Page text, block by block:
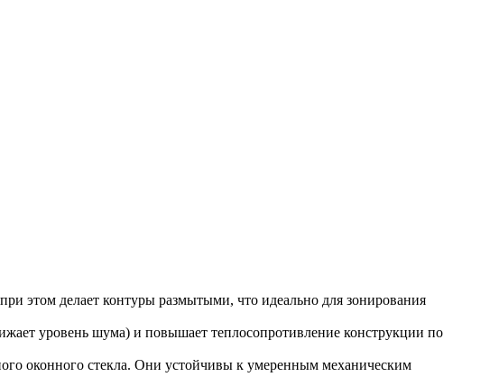
этом делает контуры размытыми, что идеально для зонирования
уровень шума) и повышает теплосопротивление конструкции по
оконного стекла. Они устойчивы к умеренным механическим